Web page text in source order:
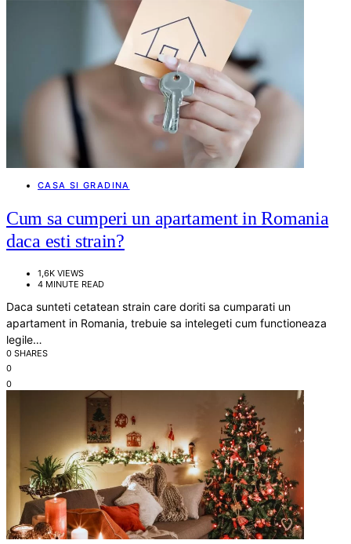
CASA SI GRADINA
Cum sa cumperi un apartament in Romania
daca esti strain?
1,6K VIEWS
4 MINUTE READ
Daca sunteti cetatean strain care doriti sa cumparati un
apartament in Romania, trebuie sa intelegeti cum functioneaza
legile…
0 SHARES
0
0